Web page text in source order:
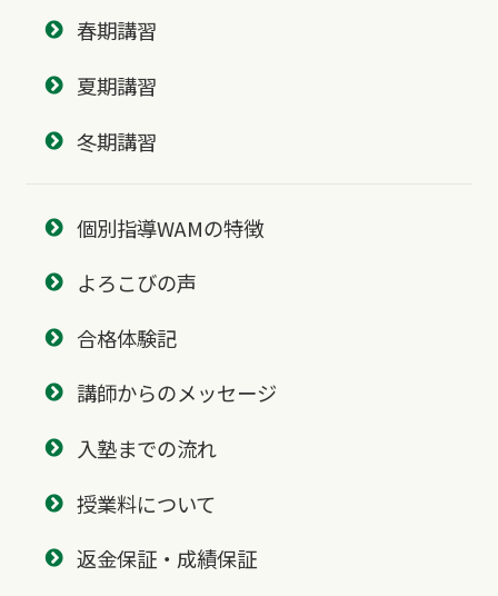
春期講習
夏期講習
冬期講習
個別指導WAMの特徴
よろこびの声
合格体験記
講師からのメッセージ
入塾までの流れ
授業料について
返金保証・成績保証